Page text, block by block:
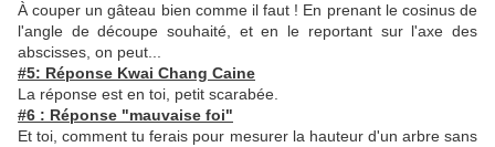
À couper un gâteau bien comme il faut ! En prenant le cosinus de
l'angle de découpe souhaité, et en le reportant sur l'axe des
abscisses, on peut...
#5: Réponse Kwai Chang Caine
La réponse est en toi, petit scarabée.
#6 : Réponse "mauvaise foi"
Et toi, comment tu ferais pour mesurer la hauteur d'un arbre sans